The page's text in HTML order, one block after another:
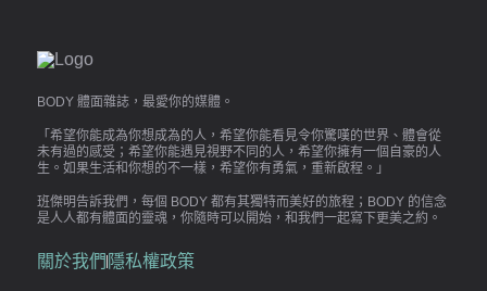
BODY 體面雜誌，最愛你的媒體。
「希望你能成為你想成為的人，希望你能看見令你驚嘆的世界、體會從
未有過的感受；希望你能遇見視野不同的人，希望你擁有一個自豪的人
生。如果生活和你想的不一樣，希望你有勇氣，重新啟程。」
班傑明告訴我們，每個 BODY 都有其獨特而美好的旅程；BODY 的信念
是人人都有體面的靈魂，你隨時可以開始，和我們一起寫下更美之約。
關於我們 隱私權政策